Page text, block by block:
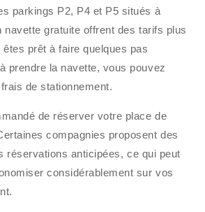
parkings P2, P4 et P5 situés à
navette gratuite offrent des tarifs plus
prêt à faire quelques pas
prendre la navette, vous pouvez
de stationnement.
de réserver votre place de
compagnies proposent des
réservations anticipées, ce qui peut
considérablement sur vos